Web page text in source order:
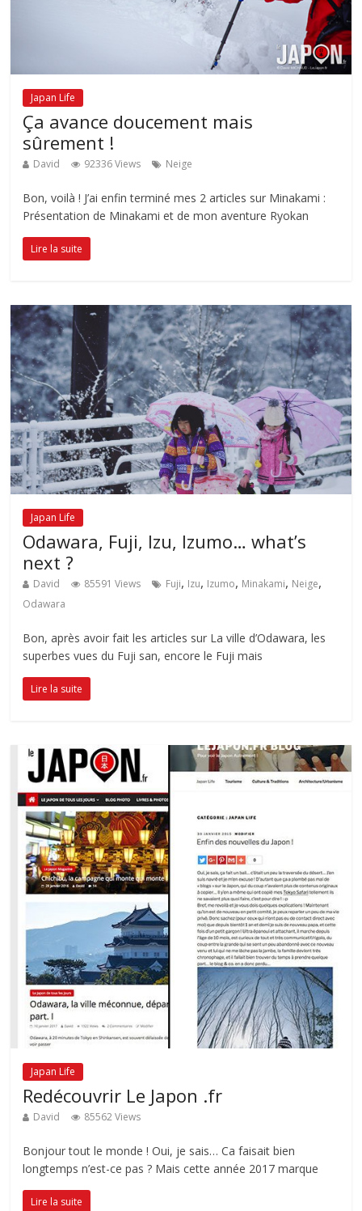
Japan Life
Ça avance doucement mais
sûrement !
David 92336 Views Neige
Bon, voilà ! J’ai enfin terminé mes 2 articles sur Minakami :
Présentation de Minakami et de mon aventure Ryokan
Lire la suite
Japan Life
Odawara, Fuji, Izu, Izumo… what’s
next ?
David 85591 Views Fuji, Izu, Izumo, Minakami, Neige,
Odawara
Bon, après avoir fait les articles sur La ville d’Odawara, les
superbes vues du Fuji san, encore le Fuji mais
Lire la suite
Japan Life
Redécouvrir Le Japon .fr
David 85562 Views
Bonjour tout le monde ! Oui, je sais… Ca faisait bien
longtemps n’est-ce pas ? Mais cette année 2017 marque
Lire la suite